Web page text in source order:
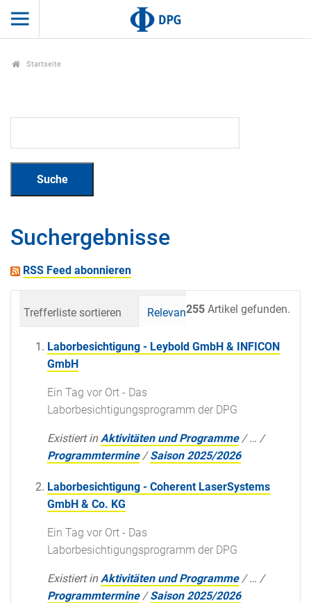
Startseite
Suchergebnisse
RSS Feed abonnieren
255 Artikel gefunden.
Trefferliste sortieren Relevanz Datum
Laborbesichtigung - Leybold GmbH & INFICON
GmbH
Ein Tag vor Ort - Das
Laborbesichtigungsprogramm der DPG
Existiert in Aktivitäten und Programme /… /
Programmtermine /Saison 2025/2026
Laborbesichtigung - Coherent LaserSystems
GmbH & Co. KG
Ein Tag vor Ort - Das
Laborbesichtigungsprogramm der DPG
Existiert in Aktivitäten und Programme /… /
Programmtermine /Saison 2025/2026